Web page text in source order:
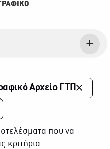
Αρχείο ΓΤΠ
που να
κριτήρια.